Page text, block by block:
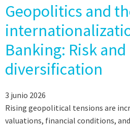
Geopolitics and
Banking: Risk and
diversification
3 junio 2026
Rising geopolitical tensions are
valuations, financial conditions,